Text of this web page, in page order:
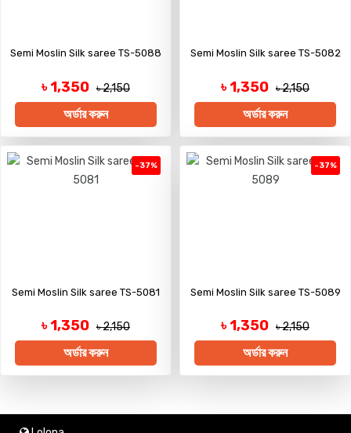
Semi Moslin Silk saree TS-5088
৳ 1,350 ৳ 2,150
অর্ডার করুন
Semi Moslin Silk saree TS-5082
৳ 1,350 ৳ 2,150
অর্ডার করুন
-37%
Semi Moslin Silk saree TS-5081
৳ 1,350 ৳ 2,150
অর্ডার করুন
-37%
Semi Moslin Silk saree TS-5089
৳ 1,350 ৳ 2,150
অর্ডার করুন